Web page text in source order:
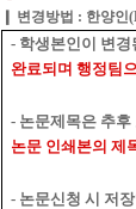
변경방법 : 한양인
- 학생본인이 변
완료되며 행정팀
- 논문제목은 추
논문 인쇄본의 제
- 논문신청 시 저